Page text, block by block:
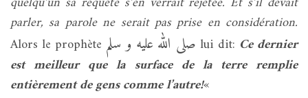
parler, sa parole ne serait pas prise en considération.
Alors le prophète صلى الله عليه و سلم lui dit: Ce dernier
est meilleur que la surface de la terre remplie
entièrement de gens comme l’autre!«